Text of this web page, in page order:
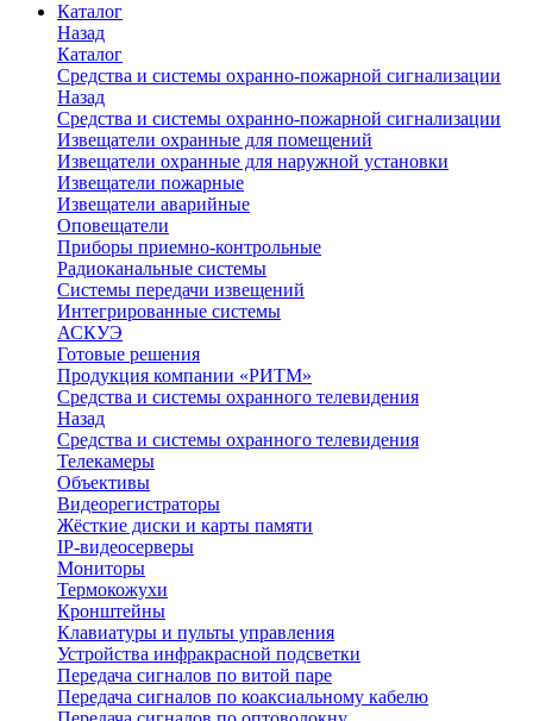
Каталог
Назад
Каталог
Средства и системы охранно-пожарной сигнализации
Назад
Средства и системы охранно-пожарной сигнализации
Извещатели охранные для помещений
Извещатели охранные для наружной установки
Извещатели пожарные
Извещатели аварийные
Оповещатели
Приборы приемно-контрольные
Радиоканальные системы
Системы передачи извещений
Интегрированные системы
АСКУЭ
Готовые решения
Продукция компании «РИТМ»
Средства и системы охранного телевидения
Назад
Средства и системы охранного телевидения
Телекамеры
Объективы
Видеорегистраторы
Жёсткие диски и карты памяти
IP-видеосерверы
Мониторы
Термокожухи
Кронштейны
Клавиатуры и пульты управления
Устройства инфракрасной подсветки
Передача сигналов по витой паре
Передача сигналов по коаксиальному кабелю